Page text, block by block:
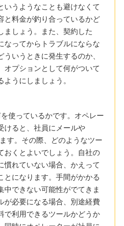
いうようなことも避けなくて
と料金が釣り合っているかど
ましょう。また、契約した
なってからトラブルにならな
いうときに発生するのか、
オプションとして何がついて
うにしましょう。
使っているかです。オペレー
けると、社員にメールや
す。その際、どのようなツー
おくとよいでしょう。自社の
慣れていない場合、かえって
とになります。手間がかかる
中できない可能性がでてきま
が必要になる場合、別途経費
で利用できるツールかどうか